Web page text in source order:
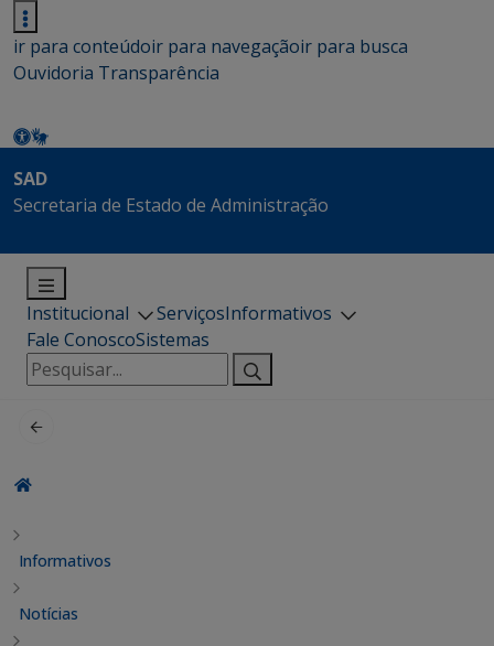
ir para conteúdoir para navegaçãoir para busca
Ouvidoria Transparência
SAD
Secretaria de Estado de Administração
Institucional ServiçosInformativos
Fale ConoscoSistemas
Pesquisar
por:
Informativos
Notícias